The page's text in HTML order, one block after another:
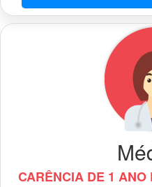
CARÊNCIA DE 1